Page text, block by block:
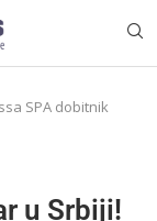
SPA dobitnik
u Srbiji!